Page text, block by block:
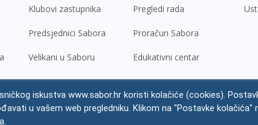
Klubovi zastupnika
Predsjednici Sabora
Velikani u Saboru
Pregledi rada
Proračun Sabora
Edukativni centar
Pravne napomene Izjava o pristupačnosti
iskustva www.sabor.hr koristi kolačiće (cookies).
u vašem web pregledniku. Klikom na "Postavke kolačića"